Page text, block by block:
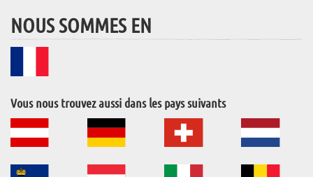
NOUS SOMMES EN
Vous nous trouvez aussi dans les pays suivants